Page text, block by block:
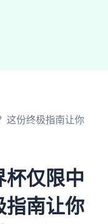
这份终极指南让你
杯仅限中
指南让你